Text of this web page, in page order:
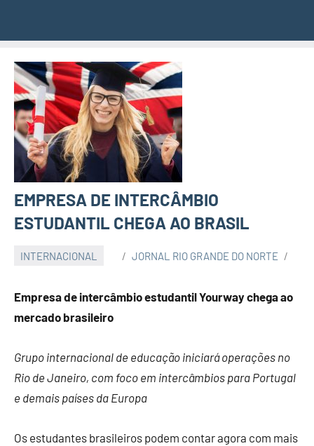
EMPRESA DE INTERCÂMBIO
ESTUDANTIL CHEGA AO BRASIL
INTERNACIONAL JORNAL RIO GRANDE DO NORTE
Empresa de intercâmbio estudantil Yourway chega ao
mercado brasileiro
Grupo internacional de educação iniciará operações no
Rio de Janeiro, com foco em intercâmbios para Portugal
e demais países da Europa
Os estudantes brasileiros podem contar agora com mais